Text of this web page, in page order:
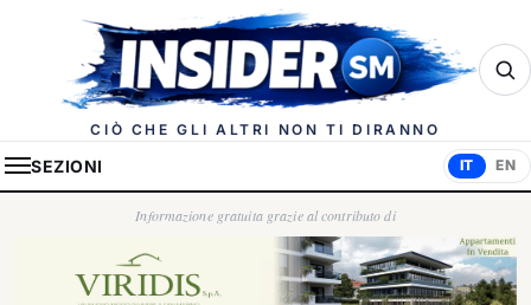
Insider.sm
CIÒ CHE GLI ALTRI NON TI DIRANNO
SEZIONI IT EN
Informazione gratuita grazie al contributo di